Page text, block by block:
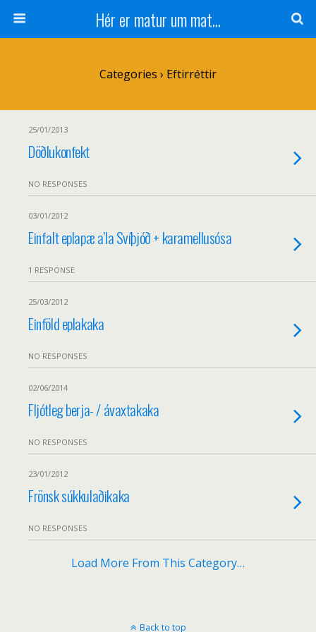
Hér er matur um mat...
Categories › Eftirréttir
25/01/2013
Döðlukonfekt
NO RESPONSES
03/01/2012
Einfalt eplapæ a’la Svíþjóð + karamellusósa
1 RESPONSE
25/03/2012
Einföld eplakaka
NO RESPONSES
02/06/2014
Fljótleg berja- / ávaxtakaka
NO RESPONSES
23/01/2012
Frönsk súkkulaðikaka
NO RESPONSES
Load More From This Category…
Back to top